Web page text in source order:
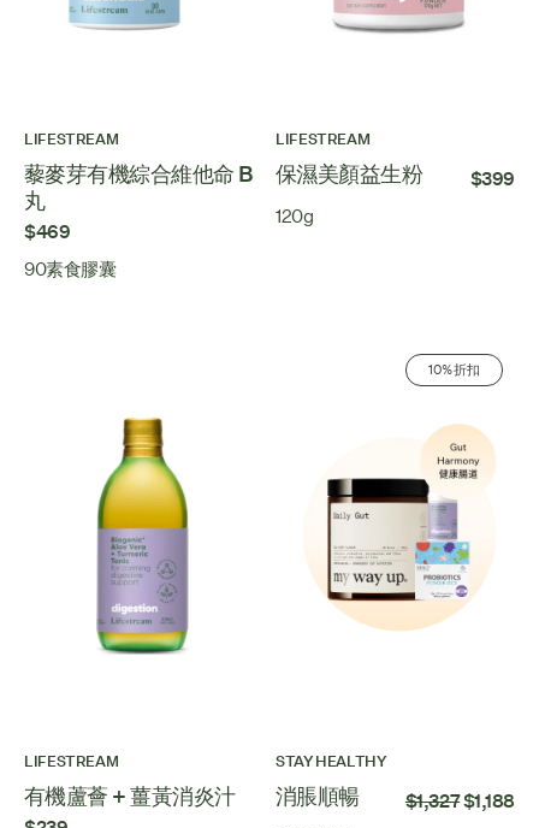
LIFESTREAM
藜麥芽有機綜合維他命 B
丸
$469
90素食膠囊
LIFESTREAM
保濕美顏益生粉 $399
120g
LIFESTREAM
有機蘆薈 + 薑黃消炎汁
10% 折扣
STAY HEALTHY
消脹順暢 $1,327$1,188